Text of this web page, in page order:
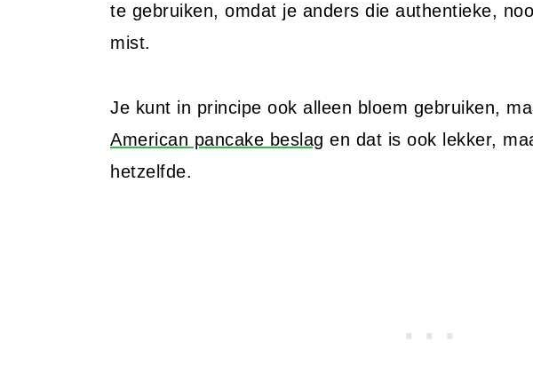
te gebruiken, omdat je anders die authentieke,
mist.
Je kunt in principe ook alleen bloem gebruiken,
American pancake beslag en dat is ook lekker,
hetzelfde.